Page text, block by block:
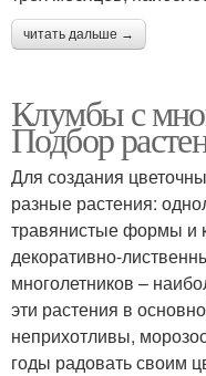
читать дальше →
Клумбы с
Подбор
Для создания
разные растения:
травянистые формы и
декоративно-
многолетников –
эти растения в
неприхотливы,
годы радовать своим